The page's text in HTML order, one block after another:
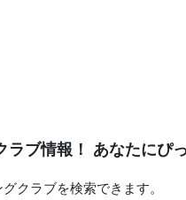
ラブ情報！ あなたにぴ
クラブを検索できます。